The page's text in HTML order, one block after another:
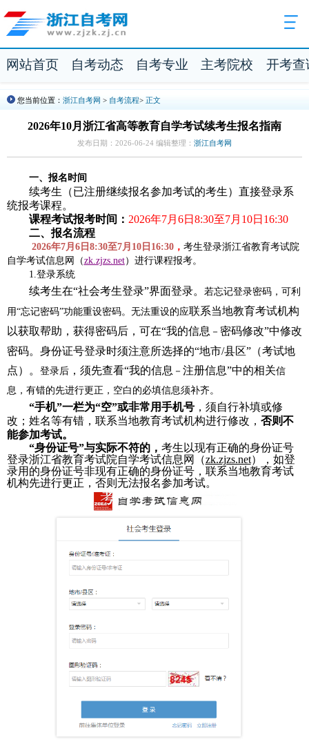
网站首页 自考动态 自考专业 主考院校 开考查
您当前位置： 浙江自考网 > 自考流程> 正文
2026年10月浙江省高等教育自学考试续考生报名指南
发布日期：2026-06-24 编辑整理： 浙江自考网
一、报名时间
续考生 （已注册继续报名参加考试的考生） 直接登录系
统报考课程。
课程考试报考时间： 2026年7月6日8:30至7月10日16:30
二、报名流程
2026年7月6日8:30至7月10日16:30， 考生登录浙江省教育考试院
自学考试信息网（zk.zjzs.net）进行课程报考。
1.登录系统
续考生在“社会考生登录”界面登录。 若忘记登录密码，可利
用“忘记密码”功能重设密码。无法重设的应联系当地教育考试机构
以获取帮助，获得密码后，可在“我的信息 － 密码修改”中修改
密码。身份证号登录时须注意所选择的“地市/县区”（考试地
点）。 登录后，须先查看“我的信息 － 注册信息”中的相关信
息，有错的先进行更正，空白的必填信息须补齐。
“手机”一栏为“空”或非常用手机号，须自行补填或修
改；姓名等有错，联系当地教育考试机构进行修改， 否则不
能参加考试。
“身份证号”与实际不符的， 考生以现有正确的身份证号
登录浙江省教育考试院自学考试信息网（zk.zjzs.net），如登
录用的身份证号非现有正确的身份证号，联系当地教育考试
机构先进行更正，否则无法报名参加考试。